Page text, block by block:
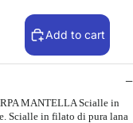
Add to cart
MANTELLA Scialle in
Scialle in filato di pura lana